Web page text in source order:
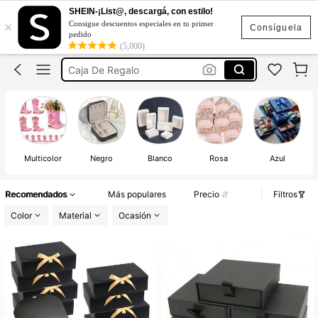
Consíguela
×
SHEIN-¡List@, descargá, con estilo!
Consigue descuentos especiales en tu primer
pedido
(5,000)
Cajas Para Emprendimiento
Cajas De Cartón
Caja De Regalo
Cajitas Para Recuerdo
Cajas Para Emprendimiento
Cajas De Cartón
Multicolor Negro Blanco Rosa Azul
Recomendados Más populares Precio
Filtros
Color
Material Ocasión